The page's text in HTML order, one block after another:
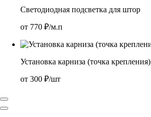
Светодиодная подсветка для штор
от 770 ₽/м.п
Установка карниза (точка крепления)
от 300 ₽/шт